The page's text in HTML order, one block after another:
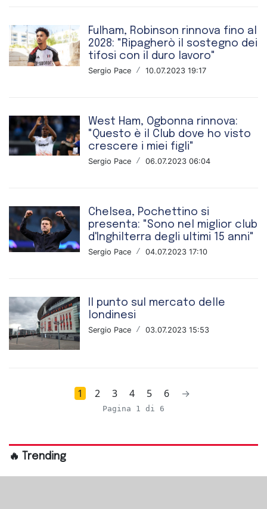
Fulham, Robinson rinnova fino al
2028: "Ripagherò il sostegno dei
tifosi con il duro lavoro"
Sergio Pace / 10.07.2023 19:17
West Ham, Ogbonna rinnova:
"Questo è il Club dove ho visto
crescere i miei figli"
Sergio Pace / 06.07.2023 06:04
Chelsea, Pochettino si
presenta: "Sono nel miglior club
d'Inghilterra degli ultimi 15 anni"
Sergio Pace / 04.07.2023 17:10
Il punto sul mercato delle
londinesi
Sergio Pace / 03.07.2023 15:53
1 2 3 4 5 6 →
Pagina 1 di 6
🔥 Trending